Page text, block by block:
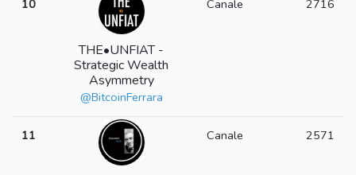
10
THE•UNFIAT -
Strategic Wealth
Asymmetry
@BitcoinFerrara
Canale 2716
11 Canale 2571